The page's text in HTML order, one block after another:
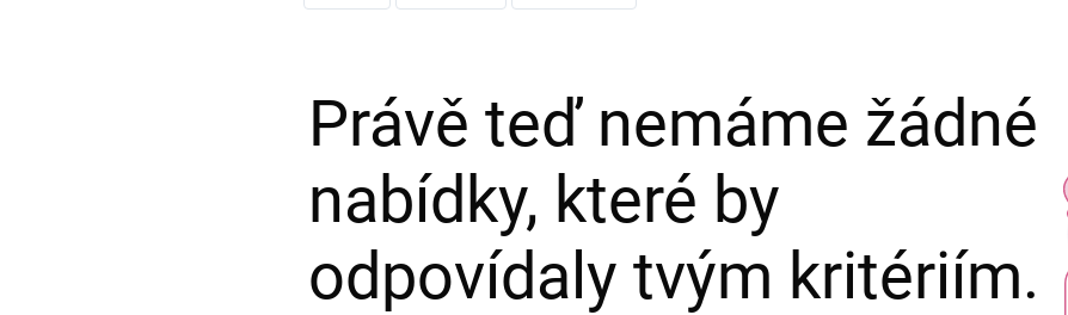
Právě teď nemáme žádné
nabídky, které by
odpovídaly tvým kritériím.